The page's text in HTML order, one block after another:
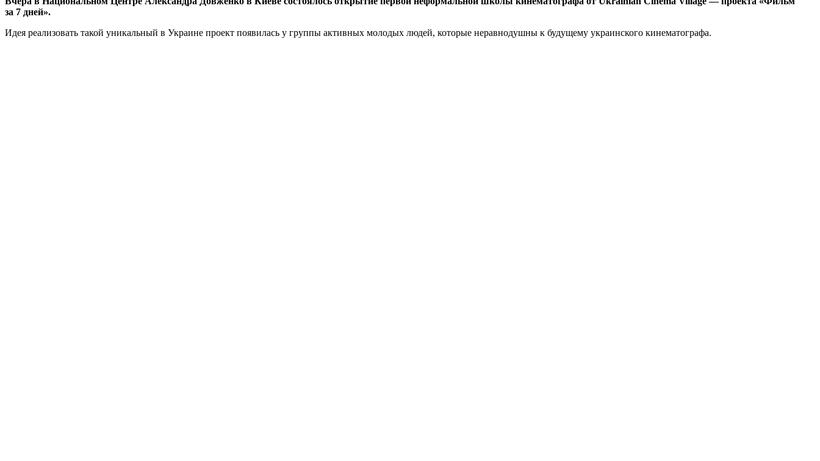
за 7 дней».
Идея реализовать такой уникальный в Украине проект появилась у группы активных молодых людей, которые неравнодушны к будущему украинского кинематографа.